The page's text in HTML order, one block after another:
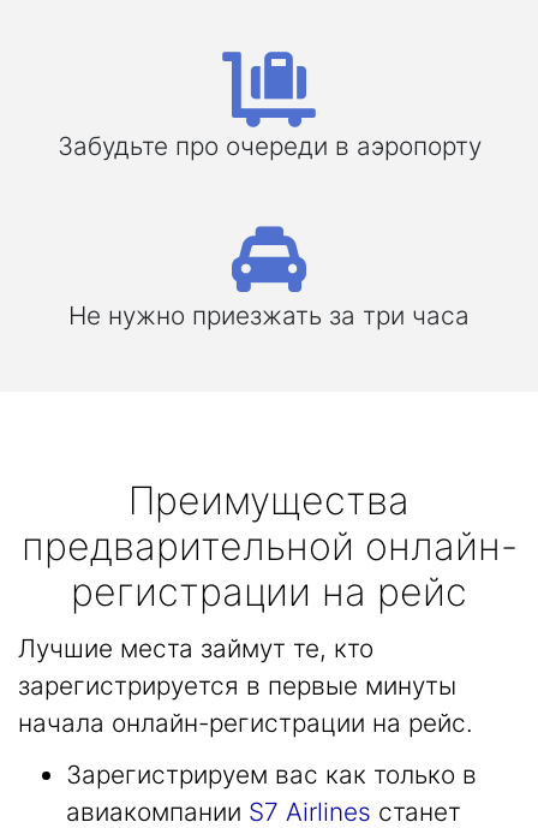
Забудьте про очереди в аэропорту
Не нужно приезжать за три часа
Преимущества
предварительной онлайн-
регистрации на рейс
Лучшие места займут те, кто
зарегистрируется в первые минуты
начала онлайн-регистрации на рейс.
Зарегистрируем вас как только в
авиакомпании S7 Airlines станет